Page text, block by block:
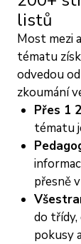
listů
Most mezi
tématu
odvedou
zkoumání
Přes 1
tématu
přesně
do třídy,
pokusy